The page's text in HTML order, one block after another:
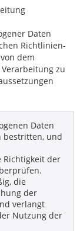
Daten
Richtlinien-
dem
zu
Daten
bestritten, und
Richtigkeit der
die
der
verlangt
Nutzung der